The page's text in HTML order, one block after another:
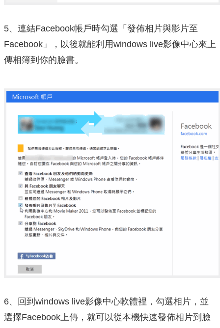
5、連結Facebook帳戶時勾選「發佈相片與影片至
Facebook」，以後就能利用windows live影像中心來上
傳相簿到你的臉書。
6、回到windows live影像中心軟體裡，勾選相片，並
選擇Facebook上傳，就可以從本機快速發佈相片到臉